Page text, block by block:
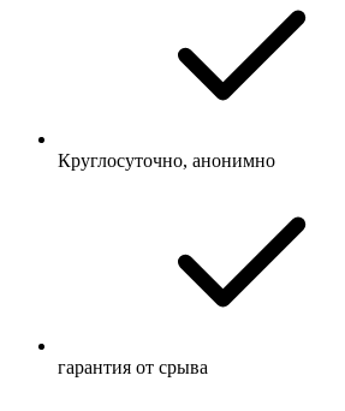
Круглосуточно, анонимно
гарантия от срыва